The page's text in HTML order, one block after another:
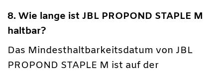
8. Wie lange ist JBL PROPOND STAPLE M
haltbar?
Das Mindesthaltbarkeitsdatum von JBL
PROPOND STAPLE M ist auf der